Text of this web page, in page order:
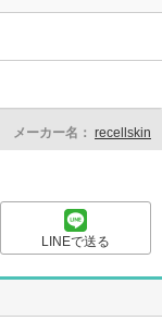
メーカー名： recellskin
LINEで送る